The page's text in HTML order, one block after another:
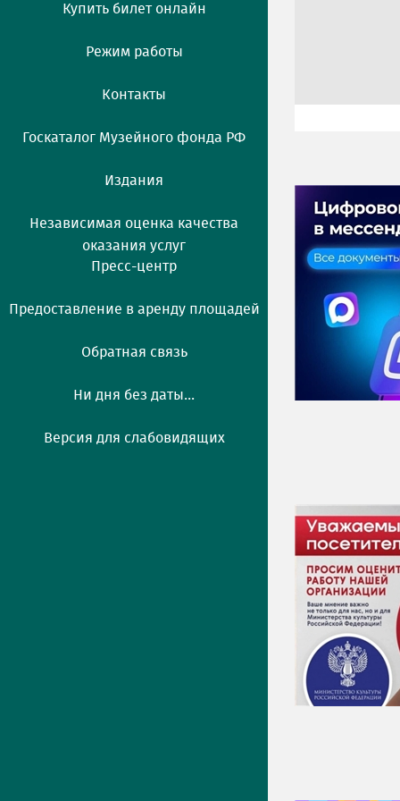
Купить билет онлайн
Режим работы
Контакты
Госкаталог Музейного фонда РФ
Издания
Независимая оценка качества
оказания услуг
Пресс-центр
Предоставление в аренду площадей
Обратная связь
Ни дня без даты...
Версия для слабовидящих